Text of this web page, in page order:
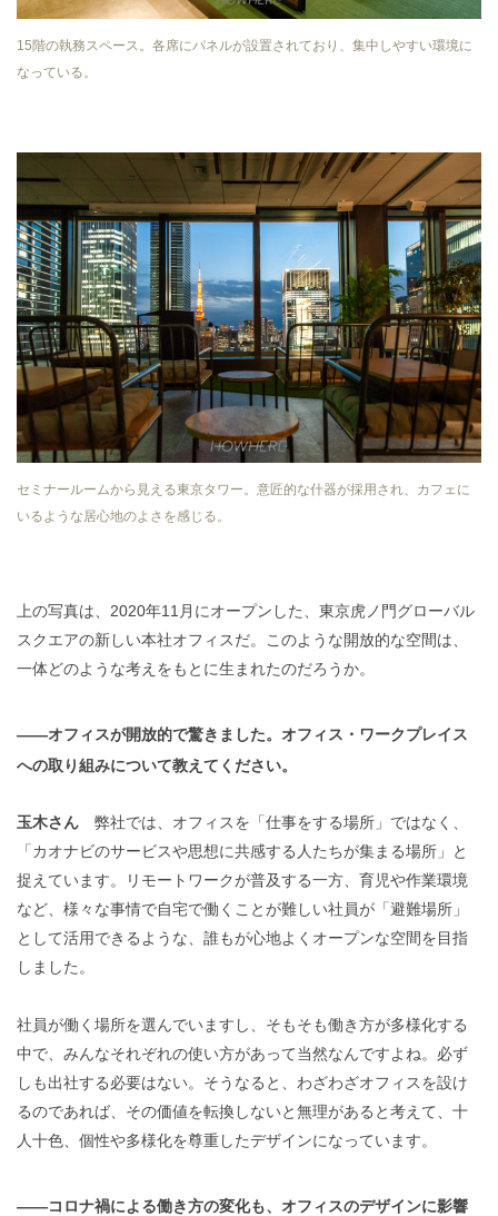
15階の執務スペース。各席にパネルが設置されており、集中しやすい環境に
なっている。
セミナールームから見える東京タワー。意匠的な什器が採用され、カフェに
いるような居心地のよさを感じる。
上の写真は、2020年11月にオープンした、東京虎ノ門グローバル
スクエアの新しい本社オフィスだ。このような開放的な空間は、
一体どのような考えをもとに生まれたのだろうか。
——オフィスが開放的で驚きました。オフィス・ワークプレイス
への取り組みについて教えてください。
玉木さん 弊社では、オフィスを「仕事をする場所」ではなく、
「カオナビのサービスや思想に共感する人たちが集まる場所」と
捉えています。リモートワークが普及する一方、育児や作業環境
など、様々な事情で自宅で働くことが難しい社員が「避難場所」
として活用できるような、誰もが心地よくオープンな空間を目指
しました。
社員が働く場所を選んでいますし、そもそも働き方が多様化する
中で、みんなそれぞれの使い方があって当然なんですよね。必ず
しも出社する必要はない。そうなると、わざわざオフィスを設け
るのであれば、その価値を転換しないと無理があると考えて、十
人十色、個性や多様化を尊重したデザインになっています。
——コロナ禍による働き方の変化も、オフィスのデザインに影響